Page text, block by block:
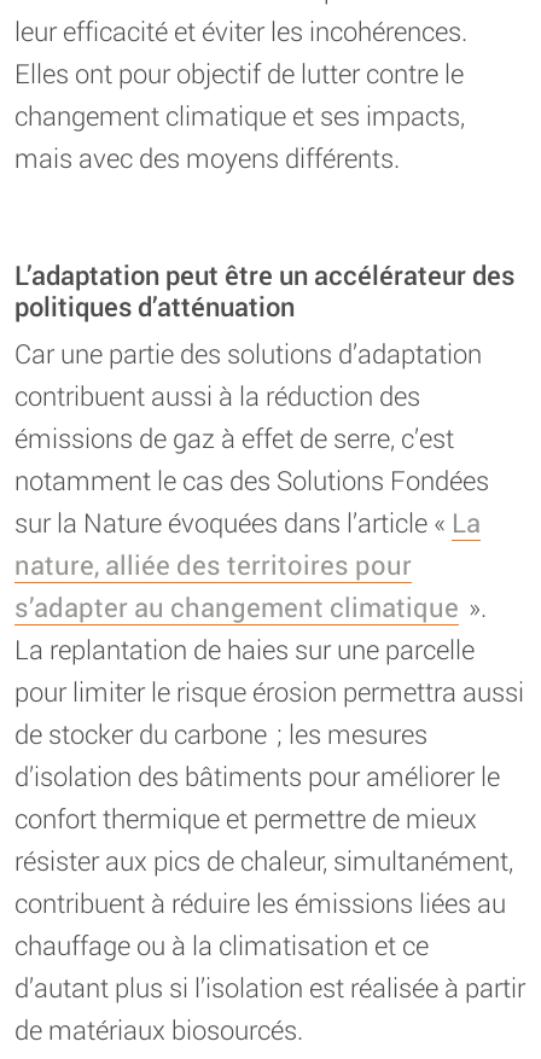
leur efficacité et éviter les incohérences.
Elles ont pour objectif de lutter contre le
changement climatique et ses impacts,
mais avec des moyens différents.
L’adaptation peut être un accélérateur des
politiques d’atténuation
Car une partie des solutions d’adaptation
contribuent aussi à la réduction des
émissions de gaz à effet de serre, c’est
notamment le cas des Solutions Fondées
sur la Nature évoquées dans l’article « La
nature, alliée des territoires pour
s’adapter au changement climatique ».
La replantation de haies sur une parcelle
pour limiter le risque érosion permettra aussi
de stocker du carbone ; les mesures
d’isolation des bâtiments pour améliorer le
confort thermique et permettre de mieux
résister aux pics de chaleur, simultanément,
contribuent à réduire les émissions liées au
chauffage ou à la climatisation et ce
d’autant plus si l’isolation est réalisée à partir
de matériaux biosourcés.